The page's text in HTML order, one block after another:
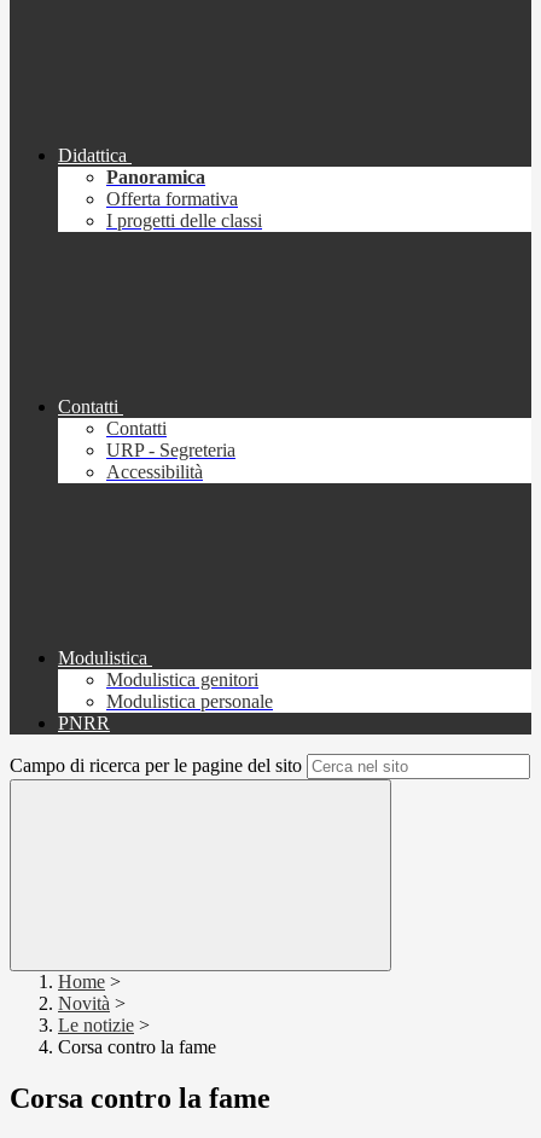
Didattica
Panoramica
Offerta formativa
I progetti delle classi
Contatti
Contatti
URP - Segreteria
Accessibilità
Modulistica
Modulistica genitori
Modulistica personale
PNRR
Campo di ricerca per le pagine del sito
Home >
Novità >
Le notizie >
Corsa contro la fame
Corsa contro la fame